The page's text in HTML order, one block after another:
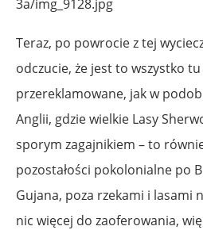
Teraz, po powrocie z tej
odczucie, że jest to wszystko
przereklamowane, jak w
Anglii, gdzie wielkie Lasy
sporym zagajnikiem – to
pozostałości pokolonialne po
Gujana, poza rzekami i lasami
nic więcej do zaoferowania,